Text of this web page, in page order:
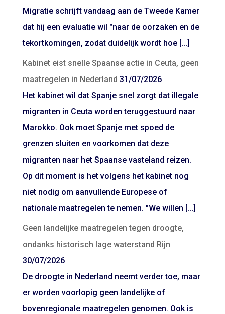
Migratie schrijft vandaag aan de Tweede Kamer
dat hij een evaluatie wil "naar de oorzaken en de
tekortkomingen, zodat duidelijk wordt hoe […]
Kabinet eist snelle Spaanse actie in Ceuta, geen
maatregelen in Nederland 31/07/2026
Het kabinet wil dat Spanje snel zorgt dat illegale
migranten in Ceuta worden teruggestuurd naar
Marokko. Ook moet Spanje met spoed de
grenzen sluiten en voorkomen dat deze
migranten naar het Spaanse vasteland reizen.
Op dit moment is het volgens het kabinet nog
niet nodig om aanvullende Europese of
nationale maatregelen te nemen. "We willen […]
Geen landelijke maatregelen tegen droogte,
ondanks historisch lage waterstand Rijn
30/07/2026
De droogte in Nederland neemt verder toe, maar
er worden voorlopig geen landelijke of
bovenregionale maatregelen genomen. Ook is